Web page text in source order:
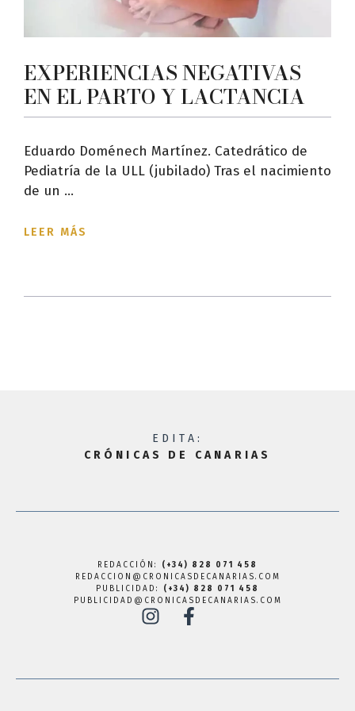
EXPERIENCIAS NEGATIVAS
EN EL PARTO Y LACTANCIA
Eduardo Doménech Martínez. Catedrático de
Pediatría de la ULL (jubilado) Tras el nacimiento
de un ...
LEER MÁS
EDITA:
CRÓNICAS DE CANARIAS
REDACCIÓN: (+34) 828 071 458
REDACCION@CRONICASDECANARIAS.COM
PUBLICIDAD: (+34) 828 071 458
PUBLICIDAD@CRONICASDECANARIAS.COM